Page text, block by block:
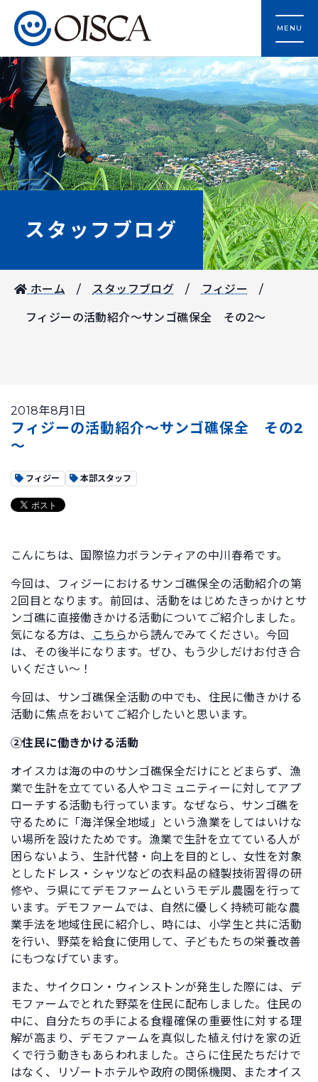
MENU
スタッフブログ
ホーム スタッフブログ フィジー
フィジーの活動紹介～サンゴ礁保全 その2～
2018年8月1日
フィジーの活動紹介～サンゴ礁保全 その2
～
フィジー 本部スタッフ
こんにちは、国際協力ボランティアの中川春希です。
今回は、フィジーにおけるサンゴ礁保全の活動紹介の第
2回目となります。前回は、活動をはじめたきっかけとサ
ンゴ礁に直接働きかける活動についてご紹介しました。
気になる方は、
こちらから読んでみてください。今回
は、その後半になります。ぜひ、もう少しだけお付き合
いください～！
今回は、サンゴ礁保全活動の中でも、住民に働きかける
活動に焦点をおいてご紹介したいと思います。
②住民に働きかける活動
オイスカは海の中のサンゴ礁保全だけにとどまらず、漁
業で生計を立てている人やコミュニティーに対してアプ
ローチする活動も行っています。なぜなら、サンゴ礁を
守るために「海洋保全地域」という漁業をしてはいけな
い場所を設けたためです。漁業で生計を立てている人が
困らないよう、生計代替・向上を目的とし、女性を対象
としたドレス・シャツなどの衣料品の縫製技術習得の研
修や、ラ県にてデモファームというモデル農園を行って
います。デモファームでは、自然に優しく持続可能な農
業手法を地域住民に紹介し、時には、小学生と共に活動
を行い、野菜を給食に使用して、子どもたちの栄養改善
にもつなげています。
また、サイクロン・ウィンストンが発生した際には、デ
モファームでとれた野菜を住民に配布しました。住民の
中に、自分たちの手による食糧確保の重要性に対する理
解が高まり、デモファームを真似した植え付けを家の近
くで行う動きもあらわれました。さらに住民たちだけで
はなく、リゾートホテルや政府の関係機関、またオイス